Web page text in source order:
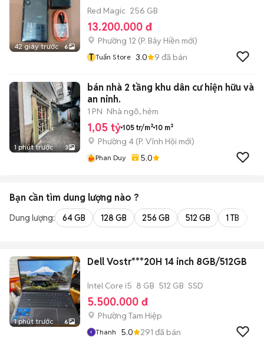
42 giây trước 6
Red Magic 256 GB
13.200.000 đ
Phường 12 (P. Bảy Hiền mới)
T Tuấn Store 3.0 9 đã bán
1 phút trước 3
bán nhà 2 tầng khu dân cư hiện hữu và
an ninh.
1 PN Nhà ngõ, hẻm
1,05 tỷ 105 tr/m² 10 m²
Phường 4 (P. Vĩnh Hội mới)
Phan Duy 5.0
Bạn cần tìm dung lượng nào ?
Dung lượng: 64 GB 128 GB 256 GB 512 GB 1 TB
1 phút trước 6
Dell Vostr***20H 14 inch 8GB/512GB
Intel Core i5 8 GB 512 GB SSD
5.500.000 đ
Phường Tam Hiệp
Thanh 5.0 291 đã bán